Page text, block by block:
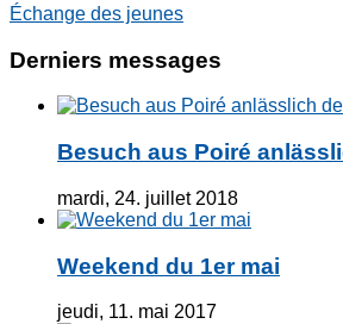
Échange des jeunes
Derniers messages
Besuch aus Poiré
mardi, 24. juillet 2018
Weekend du 1er mai
jeudi, 11. mai 2017